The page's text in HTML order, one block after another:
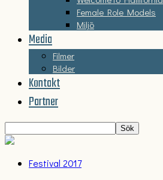
Female Role Models
Miljö
Media
Filmer
Bilder
Kontakt
Partner
Festival 2017